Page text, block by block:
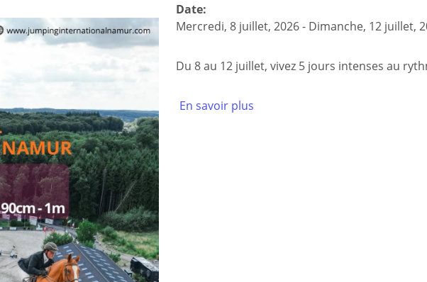
Date:
Mercredi, 8 juillet, 2026- Dimanche, 12 juillet,
Du 8 au 12 juillet, vivez 5 jours intenses au
En savoir plus